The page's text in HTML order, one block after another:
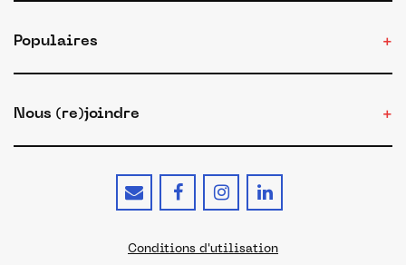
Populaires
Nous (re)joindre
Conditions d'utilisation